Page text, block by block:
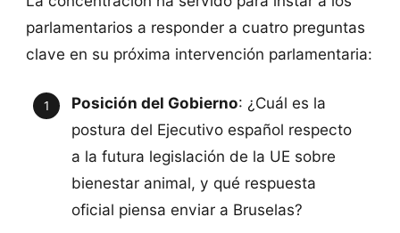
parlamentarios a responder a cuatro preguntas
clave en su próxima intervención parlamentaria:
Posición del Gobierno: ¿Cuál es la
postura del Ejecutivo español respecto
a la futura legislación de la UE sobre
bienestar animal, y qué respuesta
oficial piensa enviar a Bruselas?